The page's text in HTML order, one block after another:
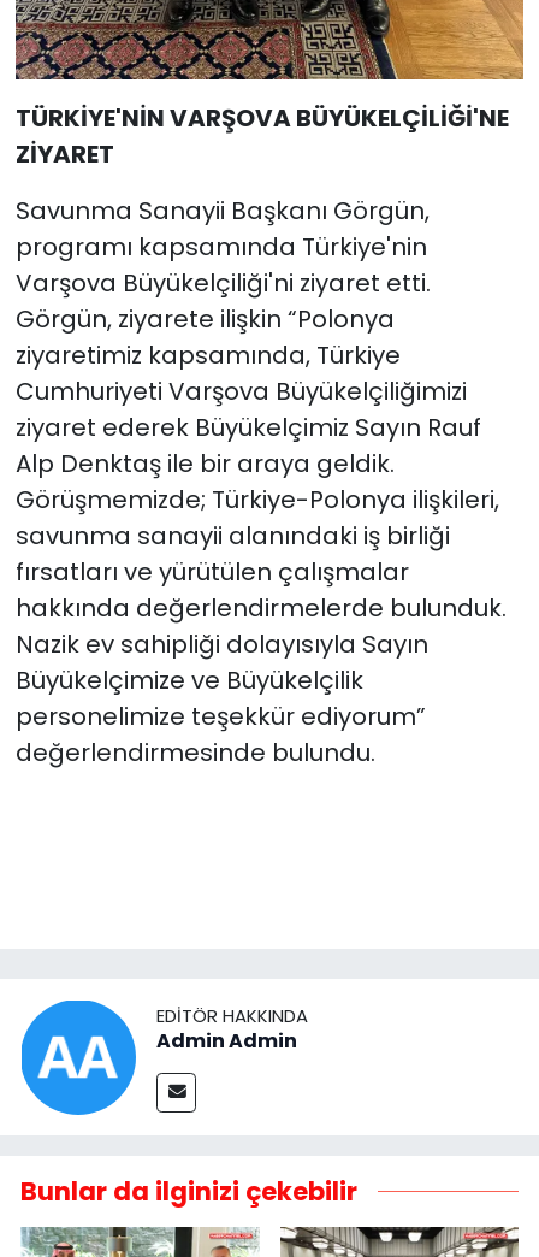
TÜRKİYE'NİN VARŞOVA BÜYÜKELÇİLİĞİ'NE
ZİYARET
Savunma Sanayii Başkanı Görgün,
programı kapsamında Türkiye'nin
Varşova Büyükelçiliği'ni ziyaret etti.
Görgün, ziyarete ilişkin “Polonya
ziyaretimiz kapsamında, Türkiye
Cumhuriyeti Varşova Büyükelçiliğimizi
ziyaret ederek Büyükelçimiz Sayın Rauf
Alp Denktaş ile bir araya geldik.
Görüşmemizde; Türkiye-Polonya ilişkileri,
savunma sanayii alanındaki iş birliği
fırsatları ve yürütülen çalışmalar
hakkında değerlendirmelerde bulunduk.
Nazik ev sahipliği dolayısıyla Sayın
Büyükelçimize ve Büyükelçilik
personelimize teşekkür ediyorum”
değerlendirmesinde bulundu.
EDITÖR HAKKINDA
Admin Admin
Bunlar da ilginizi çekebilir